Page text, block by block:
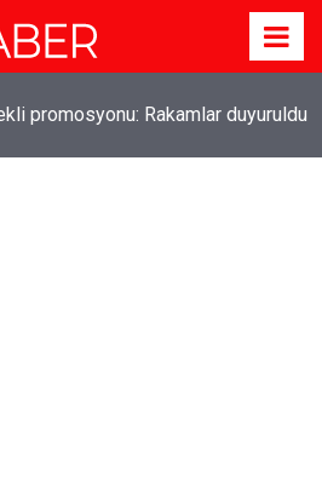
promosyonu: Rakamlar duyuruldu
köy hem mahalle hayatı iç içe!
semt